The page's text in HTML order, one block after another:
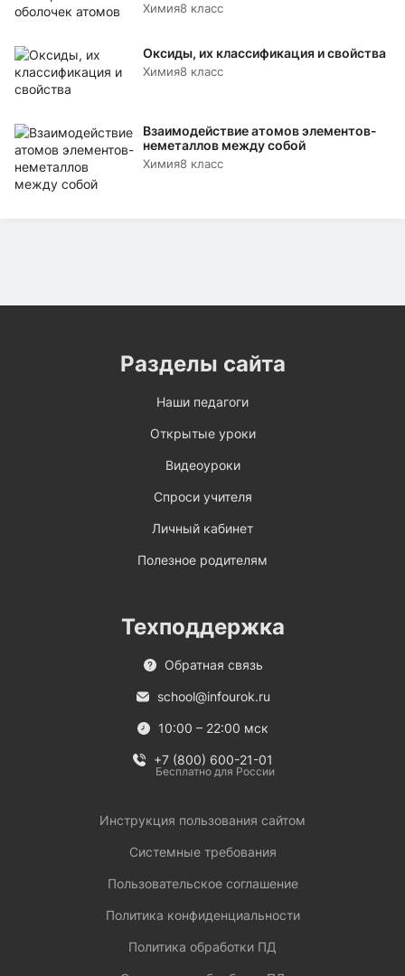
Химия8 класс
Оксиды, их классификация и свойства
Химия8 класс
Взаимодействие атомов элементов-
неметаллов между собой
Химия8 класс
Разделы сайта
Наши педагоги
Открытые уроки
Видеоуроки
Спроси учителя
Личный кабинет
Полезное родителям
Техподдержка
Обратная связь
school@infourok.ru
10:00 – 22:00 мск
+7 (800) 600-21-01
Бесплатно для России
Инструкция пользования сайтом
Системные требования
Пользовательское соглашение
Политика конфиденциальности
Политика обработки ПД